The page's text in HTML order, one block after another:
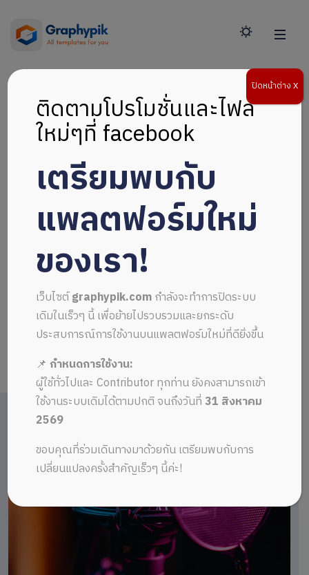
ติดตามโปรโมชั่นและไฟล์
ใหม่ๆที่ facebook
เตรียมพบกับ
แพลตฟอร์มใหม่
ของเรา!
เว็บไซต์graphypik.comกำลังจะทำการปิดระบบ
เดิมในเร็วๆ นี้ เพื่อย้ายไปรวบรวมและยกระดับ
ประสบการณ์การใช้งานบนแพลตฟอร์มใหม่ที่ดียิ่งขึ้น
📌กำหนดการใช้งาน:
ผู้ใช้ทั่วไปและ Contributor ทุกท่าน ยังคงสามารถเข้า
ใช้งานระบบเดิมได้ตามปกติ จนถึงวันที่ 31 สิงหาคม
2569
ขอบคุณที่ร่วมเดินทางมาด้วยกัน เตรียมพบกับการ
เปลี่ยนแปลงครั้งสำคัญเร็วๆ นี้ค่ะ!
ปิดหน้าต่าง X